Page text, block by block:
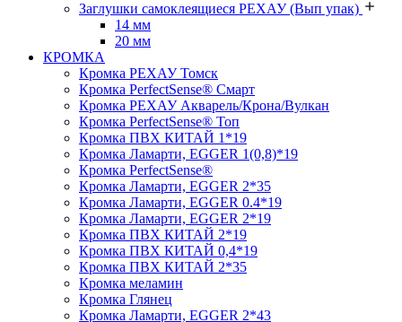
Заглушки самоклеящиеся РЕХАУ (Вып упак)
14 мм
20 мм
КРОМКА
Кромка PЕХАУ Томск
Кромка PerfectSense® Смарт
Кромка PЕХАУ Акварель/Крона/Вулкан
Кромка PerfectSense® Топ
Кромка ПВХ КИТАЙ 1*19
Кромка Ламарти, EGGER 1(0,8)*19
Кромка PerfectSense®
Кромка Ламарти, EGGER 2*35
Кромка Ламарти, EGGER 0.4*19
Кромка Ламарти, EGGER 2*19
Кромка ПВХ КИТАЙ 2*19
Кромка ПВХ КИТАЙ 0,4*19
Кромка ПВХ КИТАЙ 2*35
Кромка меламин
Кромка Глянец
Кромка Ламарти, EGGER 2*43